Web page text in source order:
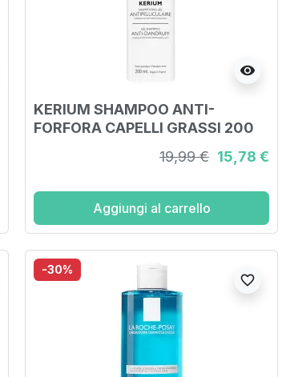
visibility
KERIUM SHAMPOO ANTI-
FORFORA CAPELLI GRASSI 200
19,99 € 15,78 €
Aggiungi al carrello
-30%
favorite_border